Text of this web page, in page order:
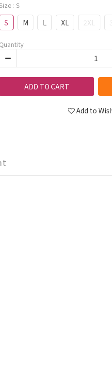
: S
S M L XL 2XL
Quantity
ADD TO CART
Add to